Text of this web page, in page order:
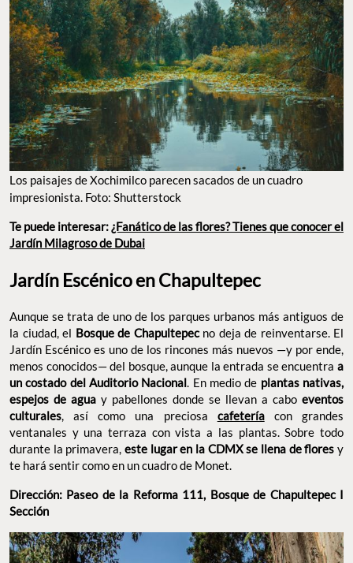
Los paisajes de Xochimilco parecen sacados de un cuadro
impresionista. Foto: Shutterstock
Te puede interesar:¿Fanático de las flores? Tienes que conocer el
Jardín Milagroso de Dubai
Jardín Escénico en Chapultepec
Aunque se trata de uno de los parques urbanos más antiguos de
la ciudad, el Bosque de Chapultepecno deja de reinventarse. El
Jardín Escénico es uno de los rincones más nuevos —y por ende,
menos conocidos— del bosque, aunque la entrada se encuentra a
un costado del Auditorio Nacional. En medio de plantas nativas,
espejos de agua y pabellones donde se llevan a cabo eventos
culturales, así como una preciosa cafeteríacon grandes
ventanales y una terraza con vista a las plantas. Sobre todo
durante la primavera, este lugar en la CDMX se llena de flores y
te hará sentir como en un cuadro de Monet.
Dirección: Paseo de la Reforma 111, Bosque de Chapultepec I
Sección